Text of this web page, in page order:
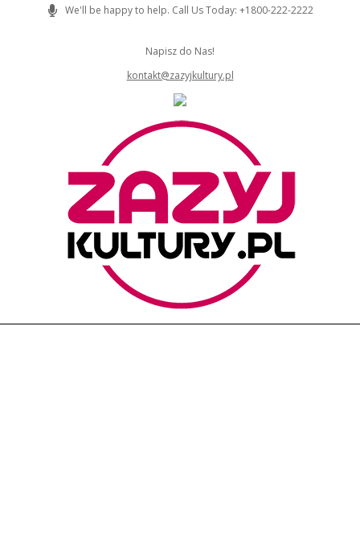
We'll be happy to help. Call Us Today: +1800-222-2222
Napisz do Nas!
kontakt@zazyjkultury.pl
ZAZYJKULTURY